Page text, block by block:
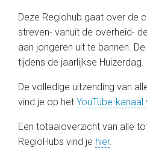
Deze Regiohub gaat over de
streven- vanuit de overheid-
aan jongeren uit te bannen.
tijdens de jaarlijkse Huizerdag.
De volledige uitzending van
vind je op het YouTube-kanaal
Een totaaloverzicht van alle
RegioHubs vind je hier.